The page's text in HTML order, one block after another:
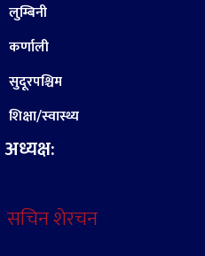
लुम्बिनी
कर्णाली
सुदूरपश्चिम
शिक्षा/स्वास्थ्य
अध्यक्ष:
सचिन शेरचन